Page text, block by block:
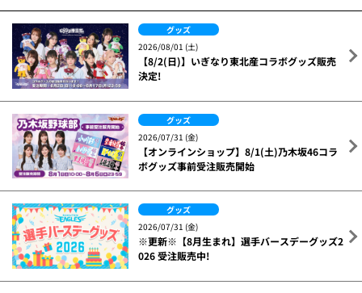
グッズ
2026/08/01 (土)
【8/2(日)】いぎなり東北産コラボグッズ販売
決定!
グッズ
2026/07/31 (金)
【オンラインショップ】8/1(土)乃木坂46コラ
ボグッズ事前受注販売開始
グッズ
2026/07/31 (金)
※更新※【8月生まれ】選手バースデーグッズ2
026 受注販売中!